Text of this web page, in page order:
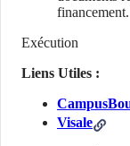
financement.
Exécution
Liens Utiles :
Visale